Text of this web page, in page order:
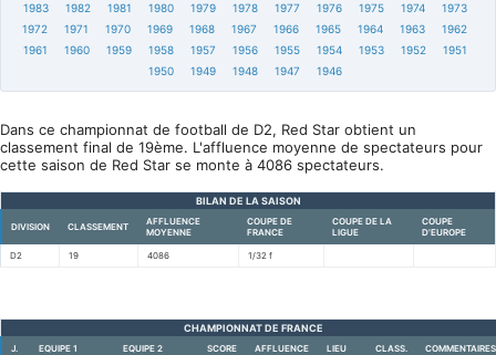
1983
1982 1981 1980 1979 1978 1977 1976 1975 1974
1973
1972
1971 1970 1969 1968 1967 1966 1965 1964 1963
1962
1961
1960 1959 1958 1957 1956 1955 1954 1953 1952
1951
1950
1949 1948 1947 1946
Dans ce championnat de football de D2, Red Star obtient un
classement final de 19ème. L'affluence moyenne de spectateurs pour
cette saison de Red Star se monte à 4086 spectateurs.
BILAN DE LA SAISON
DIVISION CLASSEMENT
AFFLUENCE
MOYENNE
COUPE DE
FRANCE
COUPE DE LA
LIGUE
COUPE
D'EUROPE
D2 19 4086 1/32 f
CHAMPIONNAT DE FRANCE
J. EQUIPE 1 EQUIPE 2 SCORE AFFLUENCE LIEU CLASS. COMMENTAIRES